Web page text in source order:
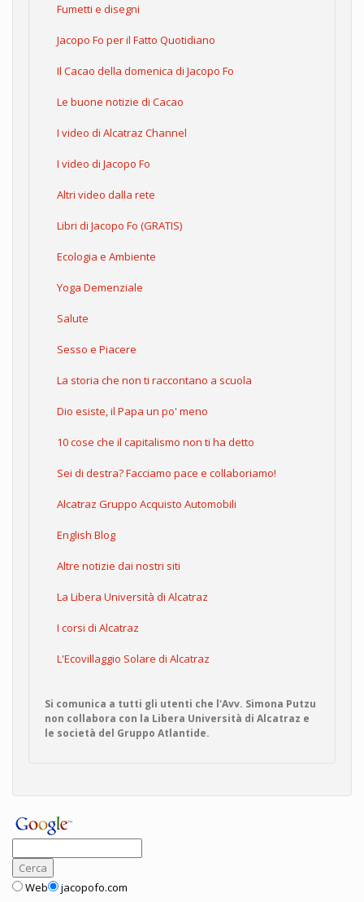
Fumetti e disegni
Jacopo Fo per il Fatto Quotidiano
Il Cacao della domenica di Jacopo Fo
Le buone notizie di Cacao
I video di Alcatraz Channel
I video di Jacopo Fo
Altri video dalla rete
Libri di Jacopo Fo (GRATIS)
Ecologia e Ambiente
Yoga Demenziale
Salute
Sesso e Piacere
La storia che non ti raccontano a scuola
Dio esiste, il Papa un po' meno
10 cose che il capitalismo non ti ha detto
Sei di destra? Facciamo pace e collaboriamo!
Alcatraz Gruppo Acquisto Automobili
English Blog
Altre notizie dai nostri siti
La Libera Università di Alcatraz
I corsi di Alcatraz
L'Ecovillaggio Solare di Alcatraz
Si comunica a tutti gli utenti che l'Avv. Simona Putzu
non collabora con la Libera Università di Alcatraz e
le società del Gruppo Atlantide.
Web jacopofo.com